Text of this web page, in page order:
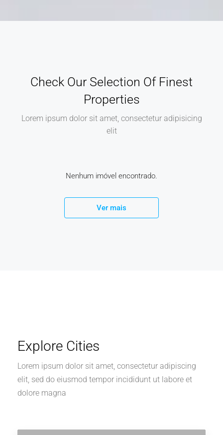
Check Our Selection Of Finest
Properties
Lorem ipsum dolor sit amet, consectetur adipisicing
elit
Nenhum imóvel encontrado.
Ver mais
Explore Cities
Lorem ipsum dolor sit amet, consectetur adipiscing
elit, sed do eiusmod tempor incididunt ut labore et
dolore magna